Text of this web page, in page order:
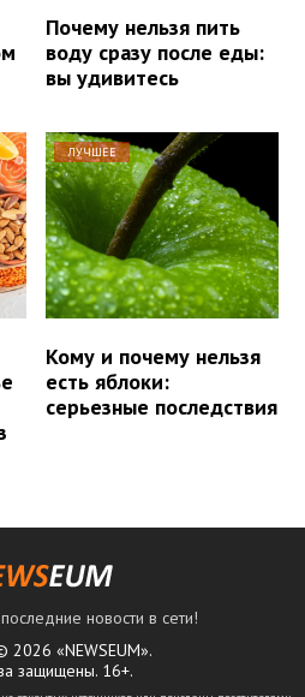
Почему нельзя пить
воду сразу после еды:
вы удивитесь
ЛУЧШЕЕ
Кому и почему нельзя
есть яблоки:
серьезные последствия
новости в сети!
2026 «NEWSEUM».
защищены. 16+.